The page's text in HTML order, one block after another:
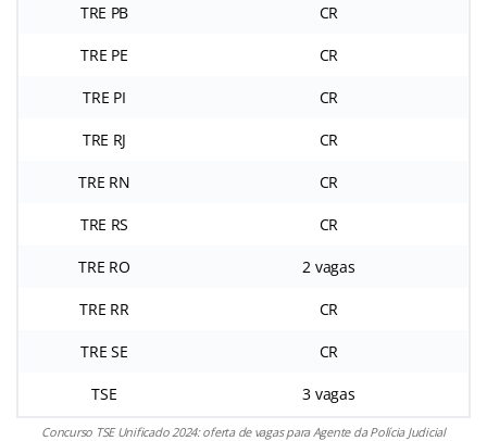
TRE PB CR
TRE PE CR
TRE PI CR
TRE RJ CR
TRE RN CR
TRE RS CR
TRE RO 2 vagas
TRE RR CR
TRE SE CR
TSE 3 vagas
Concurso TSE Unificado 2024: oferta de vagas para Agente da Polícia Judicial